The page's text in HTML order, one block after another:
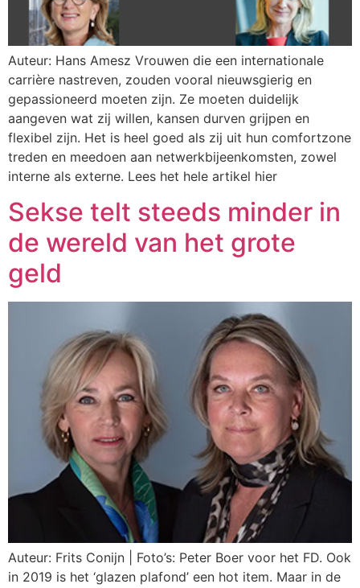
Auteur: Hans Amesz Vrouwen die een internationale
carrière nastreven, zouden vooral nieuwsgierig en
gepassioneerd moeten zijn. Ze moeten duidelijk
aangeven wat zij willen, kansen durven grijpen en
flexibel zijn. Het is heel goed als zij uit hun comfortzone
treden en meedoen aan netwerkbijeenkomsten, zowel
interne als externe. Lees het hele artikel hier
Sekse telt steeds minder in
de wereld van het grote
geld
Auteur: Frits Conijn | Foto’s: Peter Boer voor het FD. Ook
in 2019 is het ‘glazen plafond’ een hot item. Maar in de